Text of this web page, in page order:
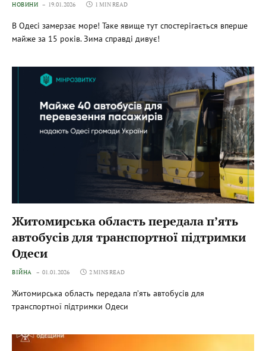
НОВИНИ 19.01.2026 1 MIN READ
В Одесі замерзає море! Таке явище тут спостерігається вперше
майже за 15 років. Зима справді дивує!
Житомирська область передала п’ять
автобусів для транспортної підтримки
Одеси
ВІЙНА 01.01.2026 2 MINS READ
Житомирська область передала п’ять автобусів для
транспортної підтримки Одеси